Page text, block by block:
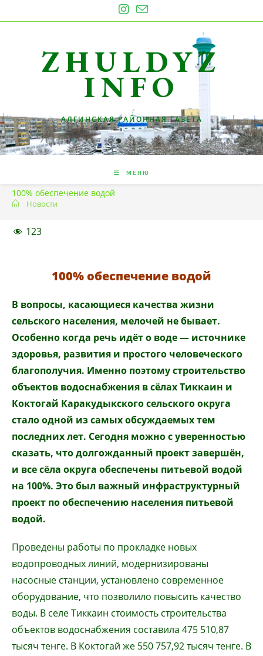
к
ZHULDYZ
INFO
АЛГИНСКАЯ РАЙОННАЯ ГАЗЕТА
МЕНЮ
100% обеспечение водой
Новости
123
100% обеспечение водой
В вопросы, касающиеся качества жизни
сельского населения, мелочей не бывает.
Особенно когда речь идёт о воде— источнике
здоровья, развития и простого человеческого
благополучия. Именно поэтому строительство
объектов водоснабжения в сёлах Тиккаин и
Коктогай Каракудыкского сельского округа
стало одной из самых обсуждаемых тем
последних лет. Сегодня можно с уверенностью
сказать, чтодолгожданный проект завершён,
и все сёла округа обеспечены питьевой водой
на 100%. Это был важный инфраструктурный
проект по обеспечению населения питьевой
водой.
Проведены работы по прокладке новых
водопроводных линий, модернизированы
насосные станции, установлено современное
оборудование, что позволило повысить качество
воды. В селе Тиккаин стоимость строительства
объектов водоснабжения составила 475 510,87
тысяч тенге. В Коктогай же 550 757,92 тысяч тенге. В